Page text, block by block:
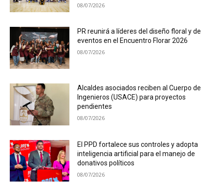
08/07/2026
PR reunirá a líderes del diseño floral y de
eventos en el Encuentro Florar 2026
08/07/2026
Alcaldes asociados reciben al Cuerpo de
Ingenieros (USACE) para proyectos
pendientes
08/07/2026
El PPD fortalece sus controles y adopta
inteligencia artificial para el manejo de
donativos políticos
08/07/2026